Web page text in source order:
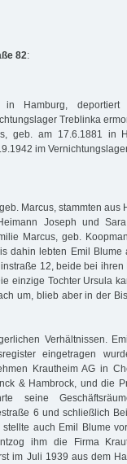
82:
Hamburg, deportiert
Treblinka
geb. am 17.6.1881 in
im
Marcus, stammten aus
Joseph und
Marcus, geb.
dahin lebten Emil Blume
12, beide bei ihren
einzige Tochter Ursula
um, blieb aber in der
Verhältnissen.
eingetragen
Krautheim AG in
& Hambrock, und die
seine
6 und schließlich
auch Emil Blume
ihm die Firma
im Juli 1939 aus dem